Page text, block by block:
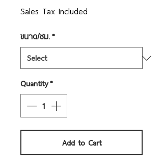
Price
Sales Tax Included
ขนาด/ซม.*
Quantity*
Add to Cart